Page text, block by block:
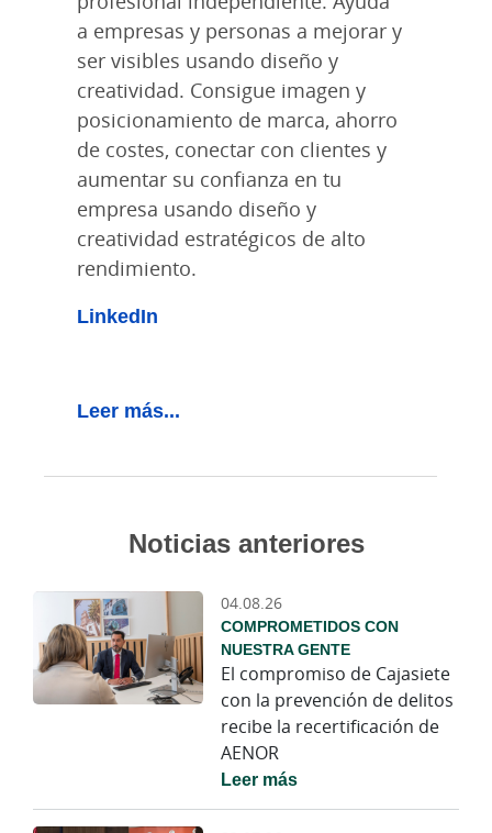
a empresas y personas a mejorar y
ser visibles usando diseño y
creatividad. Consigue imagen y
posicionamiento de marca, ahorro
de costes, conectar con clientes y
aumentar su confianza en tu
empresa usando diseño y
creatividad estratégicos de alto
rendimiento.
LinkedIn
Leer más...
Noticias anteriores
04.08.26
COMPROMETIDOS CON
NUESTRA GENTE
El compromiso de Cajasiete
con la prevención de delitos
recibe la recertificación de
AENOR
Leer más